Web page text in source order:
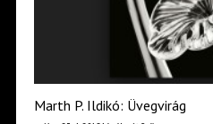
Marth P. Ildikó: Üvegvirág